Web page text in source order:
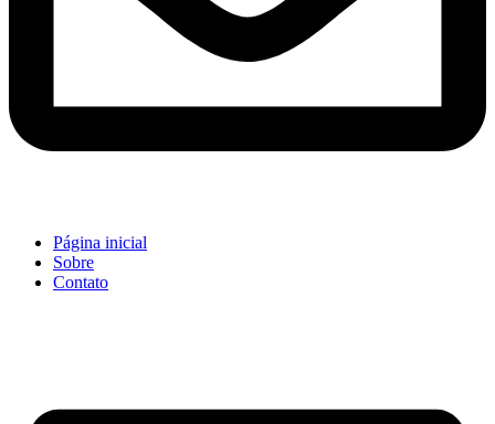
Página inicial
Sobre
Contato